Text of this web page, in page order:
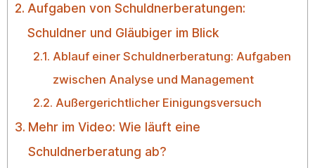
Aufgaben von Schuldnerberatungen:
Schuldner und Gläubiger im Blick
Ablauf einer Schuldnerberatung: Aufgaben
zwischen Analyse und Management
Außergerichtlicher Einigungsversuch
Mehr im Video: Wie läuft eine
Schuldnerberatung ab?